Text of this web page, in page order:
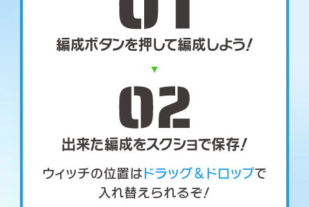
編成ボタンを押して編成しよう！
出来た編成をスクショで保存！
ウィッチの位置はドラッグ＆ドロップで
入れ替えられるぞ！